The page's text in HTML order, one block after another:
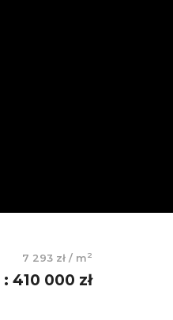
7 293 zł / m2
: 410 000 zł